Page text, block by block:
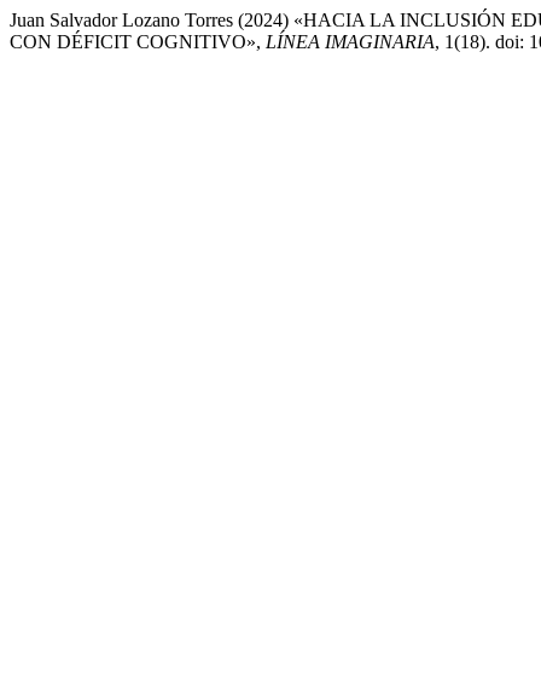
Juan Salvador Lozano Torres (2024) «HACIA LA INCLUSIÓN
CON DÉFICIT COGNITIVO», LÍNEA IMAGINARIA, 1(18). doi: